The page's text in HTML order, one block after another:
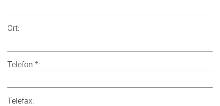
Ort:
Telefon *:
Telefax: